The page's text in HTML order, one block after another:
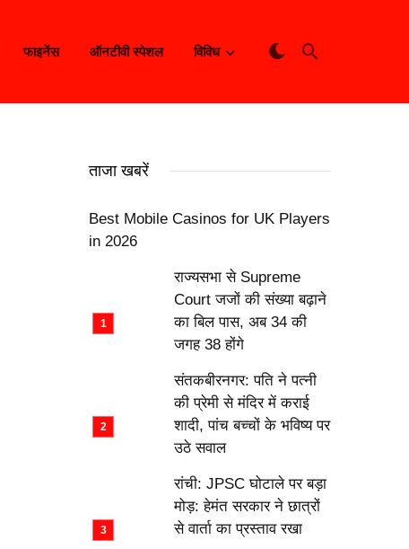
फाइनेंस ऑनटीवी स्पेशल विविध
ताजा खबरें
Best Mobile Casinos for UK Players
in 2026
राज्यसभा से Supreme
Court जजों की संख्या बढ़ाने
का बिल पास, अब 34 की
जगह 38 होंगे
संतकबीरनगर: पति ने पत्नी
की प्रेमी से मंदिर में कराई
शादी, पांच बच्चों के भविष्य पर
उठे सवाल
रांची: JPSC घोटाले पर बड़ा
मोड़: हेमंत सरकार ने छात्रों
से वार्ता का प्रस्ताव रखा